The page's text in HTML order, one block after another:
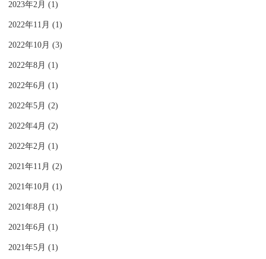
2023年2月 (1)
2022年11月 (1)
2022年10月 (3)
2022年8月 (1)
2022年6月 (1)
2022年5月 (2)
2022年4月 (2)
2022年2月 (1)
2021年11月 (2)
2021年10月 (1)
2021年8月 (1)
2021年6月 (1)
2021年5月 (1)